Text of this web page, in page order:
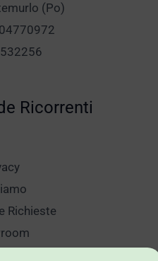
(Po)
532256
Ricorrenti
Richieste